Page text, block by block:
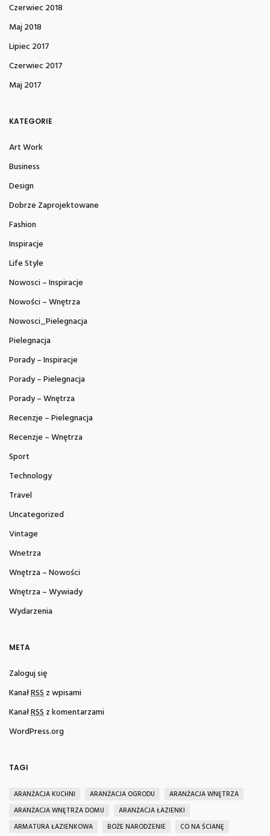
Czerwiec 2018
Maj 2018
Lipiec 2017
Czerwiec 2017
Maj 2017
KATEGORIE
Art Work
Business
Design
Dobrze Zaprojektowane
Fashion
Inspiracje
Life Style
Nowosci – Inspiracje
Nowości – Wnętrza
Nowosci_Pielegnacja
Pielegnacja
Porady – Inspiracje
Porady – Pielegnacja
Porady – Wnętrza
Recenzje – Pielegnacja
Recenzje – Wnętrza
Sport
Technology
Travel
Uncategorized
Vintage
Wnetrza
Wnętrza – Nowości
Wnętrza – Wywiady
Wydarzenia
META
Zaloguj się
KanałRSSz wpisami
KanałRSSz komentarzami
WordPress.org
TAGI
ARANŻACJA KUCHNI ARANŻACJA OGRODU
ARANŻACJA WNĘTRZA
ARANŻACJA WNĘTRZA DOMU
ARANŻACJA ŁAZIENKI
ARMATURA ŁAZIENKOWA
BOŻE NARODZENIE
CO NA ŚCIANĘ